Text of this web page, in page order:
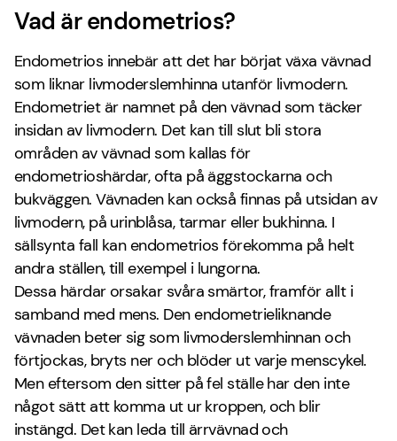
Vad är endometrios?
Endometrios innebär att det har börjat växa vävnad
som liknar livmoderslemhinna utanför livmodern.
Endometriet är namnet på den vävnad som täcker
insidan av livmodern. Det kan till slut bli stora
områden av vävnad som kallas för
endometrioshärdar, ofta på äggstockarna och
bukväggen. Vävnaden kan också finnas på utsidan av
livmodern, på urinblåsa, tarmar eller bukhinna. I
sällsynta fall kan endometrios förekomma på helt
andra ställen, till exempel i lungorna.
Dessa härdar orsakar svåra smärtor, framför allt i
samband med mens. Den endometrieliknande
vävnaden beter sig som livmoderslemhinnan och
förtjockas, bryts ner och blöder ut varje menscykel.
Men eftersom den sitter på fel ställe har den inte
något sätt att komma ut ur kroppen, och blir
instängd. Det kan leda till ärrvävnad och